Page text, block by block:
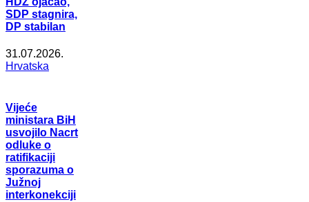
SDP stagnira,
DP stabilan
31.07.2026.
Hrvatska
Vijeće
ministara BiH
usvojilo Nacrt
odluke o
ratifikaciji
sporazuma o
Južnoj
interkonekciji